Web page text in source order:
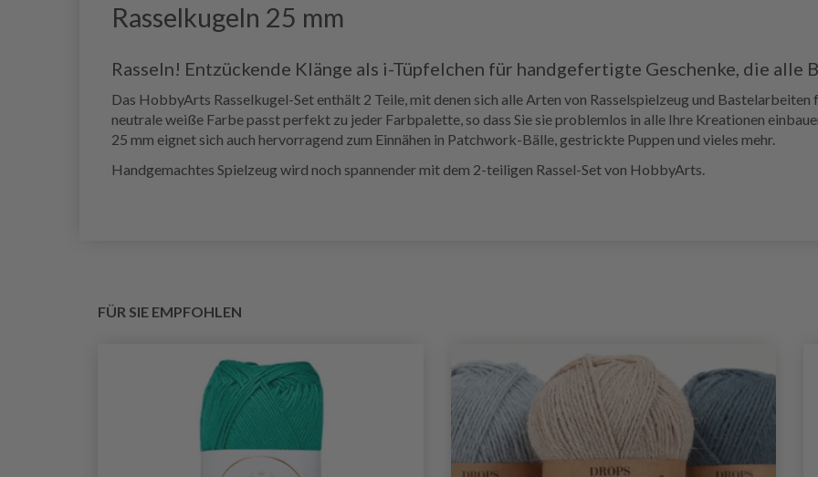
Rasselkugeln 25 mm
Rasseln! Entzückende Klänge als i-Tüpfelchen für handgefertigte Geschenke, die alle
Das HobbyArts Rasselkugel-Set enthält 2 Teile, mit denen sich alle Arten von Rasselspielzeug und
neutrale weiße Farbe passt perfekt zu jeder Farbpalette, so dass Sie sie problemlos in alle Ihre Kreationen
25 mm eignet sich auch hervorragend zum Einnähen in Patchwork-Bälle, gestrickte Puppen und vieles mehr.
Handgemachtes Spielzeug wird noch spannender mit dem 2-teiligen Rassel-Set von HobbyArts.
FÜR SIE EMPFOHLEN